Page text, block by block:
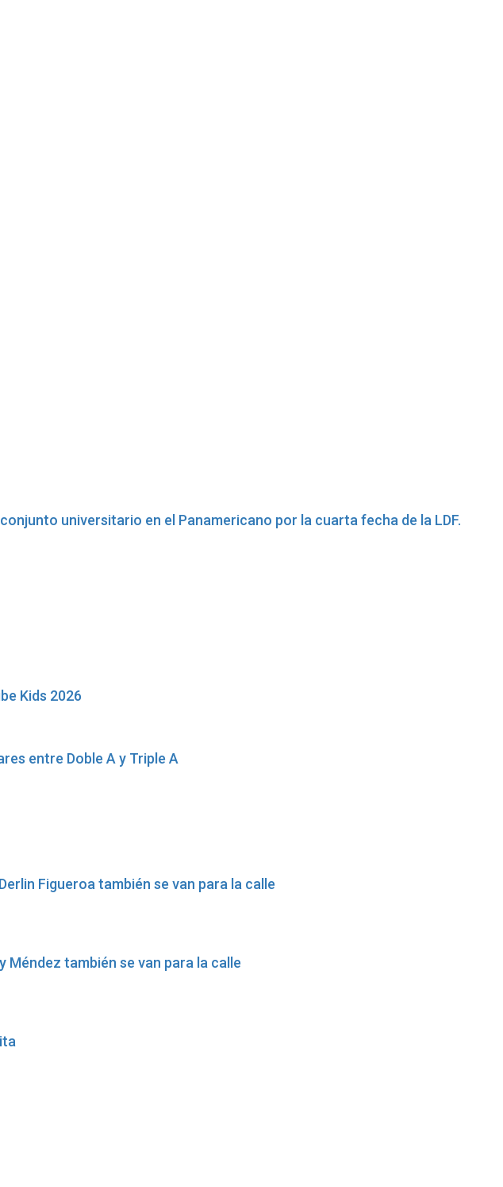
universitario en el Panamericano por la cuarta fecha de la LDF.
Kids 2026
entre Doble A y Triple A
Figueroa también se van para la calle
Méndez también se van para la calle